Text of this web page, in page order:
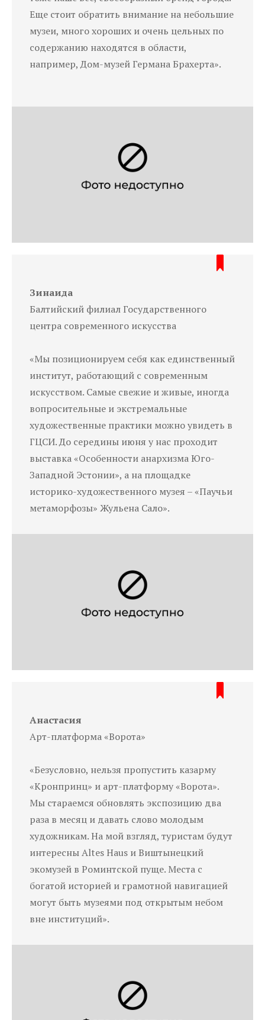
Еще стоит обратить внимание на небольшие
музеи, много хороших и очень цельных по
содержанию находятся в области,
например, Дом-музей Германа Брахерта».
Зинаида
Балтийский филиал Государственного
центра современного искусства
«Мы позиционируем себя как единственный
институт, работающий с современным
искусством. Самые свежие и живые, иногда
вопросительные и экстремальные
художественные практики можно увидеть в
ГЦСИ. До середины июня у нас проходит
выставка «Особенности анархизма Юго-
Западной Эстонии», а на площадке
историко-художественного музея – «Паучьи
метаморфозы» Жульена Сало».
Анастасия
Арт-платформа «Ворота»
«Безусловно, нельзя пропустить казарму
«Кронпринц» и арт-платформу «Ворота».
Мы стараемся обновлять экспозицию два
раза в месяц и давать слово молодым
художникам. На мой взгляд, туристам будут
интересны Altes Haus и Виштынецкий
экомузей в Роминтской пуще. Места с
богатой историей и грамотной навигацией
могут быть музеями под открытым небом
вне институций».